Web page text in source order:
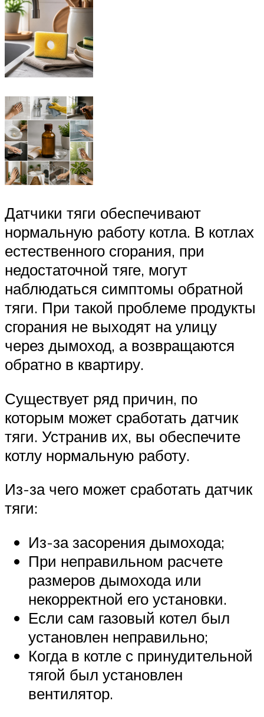
Датчики тяги обеспечивают
нормальную работу котла. В котлах
естественного сгорания, при
недостаточной тяге, могут
наблюдаться симптомы обратной
тяги. При такой проблеме продукты
сгорания не выходят на улицу
через дымоход, а возвращаются
обратно в квартиру.
Существует ряд причин, по
которым может сработать датчик
тяги. Устранив их, вы обеспечите
котлу нормальную работу.
Из-за чего может сработать датчик
тяги:
Из-за засорения дымохода;
При неправильном расчете
размеров дымохода или
некорректной его установки.
Если сам газовый котел был
установлен неправильно;
Когда в котле с принудительной
тягой был установлен
вентилятор.